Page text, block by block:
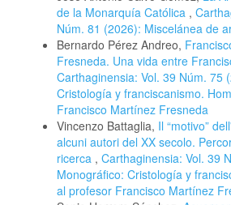
de la Monarquía Católica ,
Núm. 81 (2026): Miscelánea de
Bernardo Pérez Andreo,
Fresneda. Una vida entre
Carthaginensia: Vol. 39 Núm. 75
Cristología y franciscanismo.
Francisco Martínez Fresneda
Vincenzo Battaglia, Il “motivo”
alcuni autori del XX secolo.
ricerca , Carthaginensia: Vol. 39
Monográfico: Cristología y
al profesor Francisco Martínez